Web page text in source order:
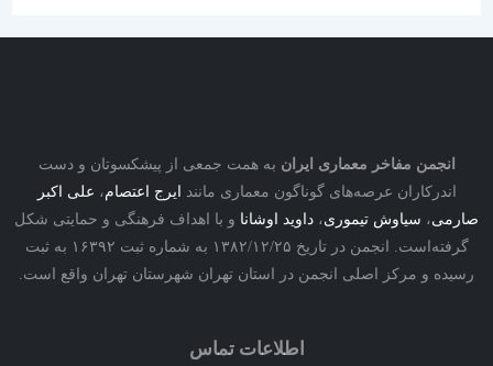
مفاخر معماری ایرانبه همت جمعی از پیشکسوتان و دست
عرصه‌های گوناگون معماری مانندایرج اعتصام،علی اکبر
،سیاوش تیموری،داوید اوشاناو با اهداف فرهنگی و حمایتی شکل
گرفته‌است. انجمن در تاریخ ۱۳۸۲/۱۲/۲۵ به شماره ثبت ۱۶۳۹۲ به ثبت
و مرکز اصلی انجمن در استان تهران شهرستان تهران واقع است.
اطلاعات تماس